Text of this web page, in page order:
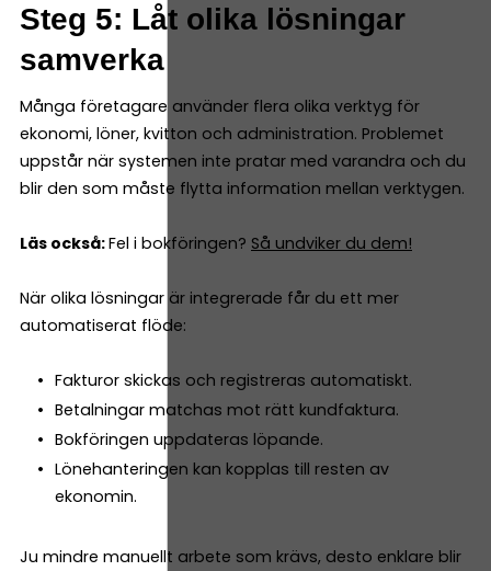
Steg 5: Låt olika lösningar
samverka
Många företagare använder flera olika verktyg för
ekonomi, löner, kvitton och administration. Problemet
uppstår när systemen inte pratar med varandra och du
blir den som måste flytta information mellan verktygen.
Läs också:Fel i bokföringen? Så undviker du dem!
När olika lösningar är integrerade får du ett mer
automatiserat flöde:
Fakturor skickas och registreras automatiskt.
Betalningar matchas mot rätt kundfaktura.
Bokföringen uppdateras löpande.
Lönehanteringen kan kopplas till resten av
ekonomin.
Ju mindre manuellt arbete som krävs, desto enklare blir